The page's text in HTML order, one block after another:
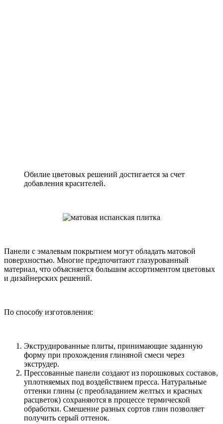
Обилие цветовых решений достигается за счет
добавления красителей.
Панели с эмалевым покрытием могут обладать матовой
поверхностью. Многие предпочитают глазурованный
материал, что объясняется большим ассортиментом цветовых
и дизайнерских решений.
По способу изготовления:
Экструдированные плиты, принимающие заданную
форму при прохождения глиняной смеси через
экструдер.
Прессованные панели создают из порошковых составов,
уплотняемых под воздействием пресса. Натуральные
оттенки глины (с преобладанием желтых и красных
расцветок) сохраняются в процессе термической
обработки. Смешение разных сортов глин позволяет
получить серый оттенок.